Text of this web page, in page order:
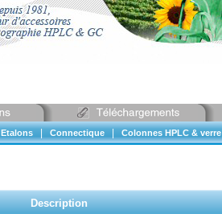
Etalons Connectique Colonnes HPLC & verre
Description